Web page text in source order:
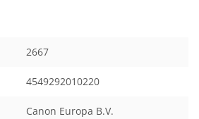
2667
4549292010220
Canon Europa B.V.